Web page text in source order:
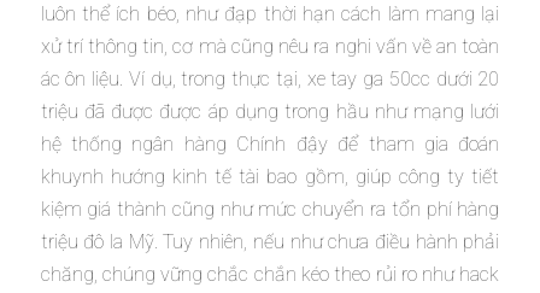
luôn thể ích béo, như đạp thời hạn cách làm mang lại
xử trí thông tin, cơ mà cũng nêu ra nghi vấn về an toàn
ác ôn liệu. Ví dụ, trong thực tại, xe tay ga 50cc dưới 20
triệu đã được được áp dụng trong hầu như mạng lưới
hệ thống ngân hàng Chính đậy để tham gia đoán
khuynh hướng kinh tế tài bao gồm, giúp công ty tiết
kiệm giá thành cũng như mức chuyển ra tổn phí hàng
triệu đô la Mỹ. Tuy nhiên, nếu như chưa điều hành phải
chăng, chúng vững chắc chắn kéo theo rủi ro như hack